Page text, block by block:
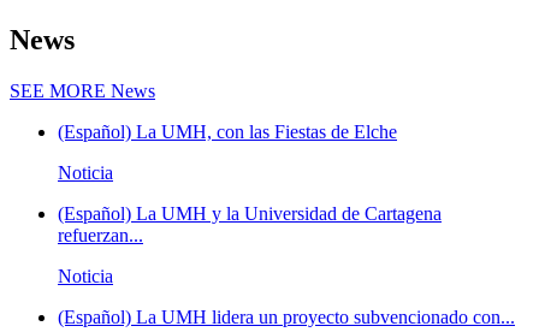
News
SEE MORE News
(Español) La UMH, con las Fiestas de Elche
Noticia
(Español) La UMH y la Universidad de Cartagena
refuerzan...
Noticia
(Español) La UMH lidera un proyecto subvencionado con...